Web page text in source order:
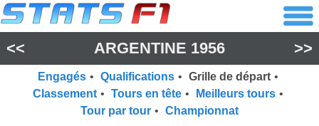
<< ARGENTINE 1956 >>
Engagés • Qualifications • Grille de départ •
Classement • Tours en tête • Meilleurs tours •
Tour par tour • Championnat